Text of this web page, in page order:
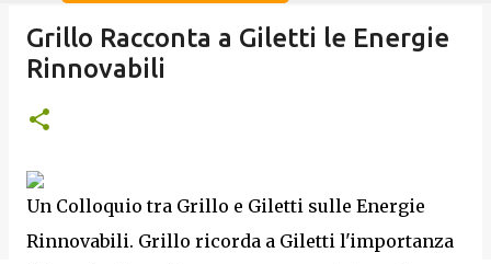
Grillo Racconta a Giletti le Energie
Rinnovabili
Un Colloquio tra Grillo e Giletti sulle Energie
Rinnovabili. Grillo ricorda a Giletti l'importanza